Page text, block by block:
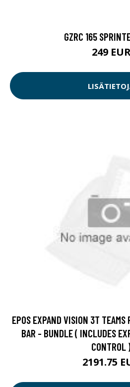
GZRC 165
249
EPOS EXPAND VISION 3T TEAMS
BAR - BUNDLE ( INCLUDES
CONTROL
2191.75